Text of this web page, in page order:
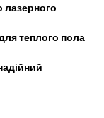
теплого пола